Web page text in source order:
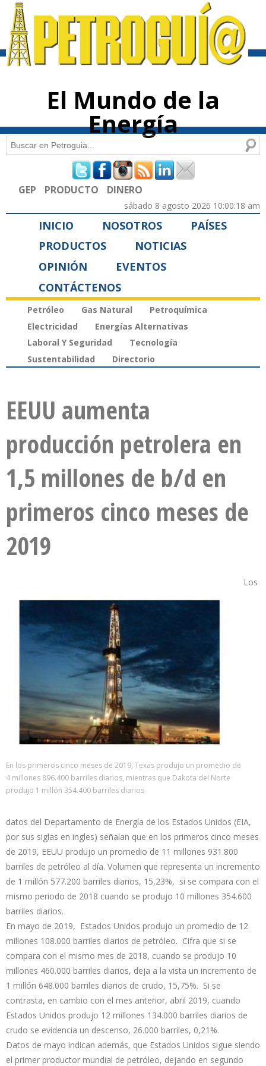
contenido
El Mundo de la
Energía
Formulario de búsqueda
Buscar
GEP PRODUCTO DINERO
sábado 8 agosto 2026 10:00:18 am
INICIO NOSOTROS
PAÍSES
PRODUCTOS
NOTICIAS
OPINIÓN
EVENTOS
CONTÁCTENOS
Petróleo Gas Natural
Petroquímica
Electricidad
Energías Alternativas
Laboral Y Seguridad
Tecnología
Sustentabilidad
Directorio
EEUU aumenta
producción petrolera en
1,5 millones de b/d en
primeros cinco meses de
2019
En los primeros cinco meses de 2019, Texas produjo un promedio de
4 millones 896.400 barriles diarios, mientras que Dakota del Norte
produjo 1 millón 354.400 barriles diarios
Los
datos del Departamento de Energía de los Estados Unidos (EIA,
por sus siglas en ingles) señalan que en los primeros cinco meses
de 2019, EEUU produjo un promedio de 11 millones 931.800
barriles de petróleo al día. Volumen que representa un incremento
de 1 millón 577.200 barriles diarios, 15,23%, si se compara con el
mismo periodo de 2018 cuando se produjo 10 millones 354.600
barriles diarios.
En mayo de 2019, Estados Unidos produjo un promedio de 12
millones 108.000 barriles diarios de petróleo. Cifra que si se
compara con el mismo mes de 2018, cuando se produjo 10
millones 460.000 barriles diarios, deja a la vista un incremento de
1 millón 648.000 barriles diarios de crudo, 15,75%. Si se
contrasta, en cambio con el mes anterior, abril 2019, cuando
Estados Unidos produjo 12 millones 134.000 barriles diarios de
crudo se evidencia un descenso, 26.000 barriles, 0,21%.
Datos de mayo indican además, que Estados Unidos sigue siendo
el primer productor mundial de petróleo, dejando en segundo